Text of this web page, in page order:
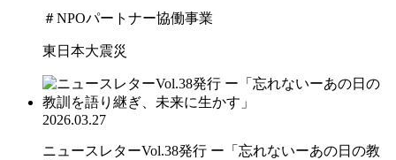
＃NPOパートナー協働事業
東日本大震災
2026.03.27
ニュースレターVol.38発行 ー「忘れないーあの日の教